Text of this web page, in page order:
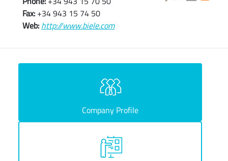
Fax: +34 943 15 74 50
Web: http://www.biele.com
Company Profile